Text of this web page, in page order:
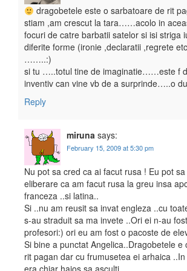
dragobetele este o sarbatoare de rit
stiam ,am crescut la tara……acolo in
focuri de catre barbatii satelor si isi striga
diferite forme (ironie ,declaratii ,regrete
……..:)
si tu …..totul tine de imaginatie……este f
inventiv can vine vb de a surprinde…..o
Reply
miruna says:
February 15, 2009 at 5:30 pm
Nu pot sa cred ca ai facut rusa ! Eu pot
eliberare ca am facut rusa la greu insa
franceza ..si latina..
Si ..nu am reusit sa invat engleza ..cu
s-au straduit sa ma invete ..Ori ei n-au
profesori:) ori eu am fost o pacoste de
Si bine a punctat Angelica..Dragobetele e
rit pagan dar cu frumusetea ei arhaica